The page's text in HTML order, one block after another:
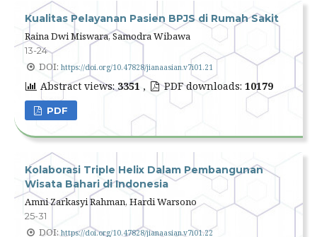
Kualitas Pelayanan Pasien BPJS di Rumah Sakit
Raina Dwi Miswara, Samodra Wibawa
13-24
DOI: https://doi.org/10.47828/jianaasian.v7i01.21
Abstract views: 3351 , PDF downloads: 10179
PDF
Kolaborasi Triple Helix Dalam Pembangunan
Wisata Bahari di Indonesia
Amni Zarkasyi Rahman, Hardi Warsono
25-31
DOI:https://doi.org/10.47828/jianaasian.v7i01.22